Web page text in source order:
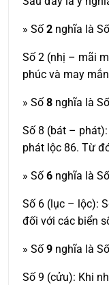
» Số 2 nghĩa là
Số 2 (nhị – mãi
phúc và may
» Số 8 nghĩa là
Số 8 (bát –
phát lộc 86. Từ
» Số 6 nghĩa là
Số 6 (lục – lộc):
đối với các biển
» Số 9 nghĩa là
Số 9 (cửu): Khi